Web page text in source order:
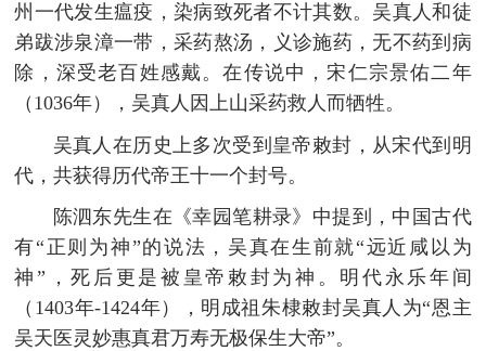
州一代发生瘟疫，染病致死者不计其数。吴真人和徒
弟跋涉泉漳一带，采药熬汤，义诊施药，无不药到病
除，深受老百姓感戴。在传说中，宋仁宗景佑二年
（1036年），吴真人因上山采药救人而牺牲。
吴真人在历史上多次受到皇帝敕封，从宋代到明
代，共获得历代帝王十一个封号。
陈泗东先生在《幸园笔耕录》中提到，中国古代
有“正则为神”的说法，吴真在生前就“远近咸以为
神”，死后更是被皇帝敕封为神。明代永乐年间
（1403年-1424年），明成祖朱棣敕封吴真人为“恩主
吴天医灵妙惠真君万寿无极保生大帝”。